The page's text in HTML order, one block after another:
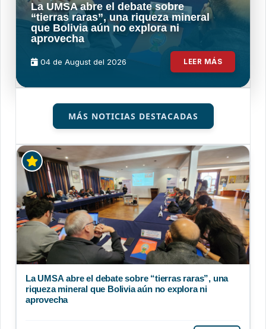
La UMSA abre el debate sobre
“tierras raras”, una riqueza mineral
que Bolivia aún no explora ni
aprovecha
04 de August del 2026 LEER MÁS
MÁS NOTICIAS DESTACADAS
La UMSA abre el debate sobre “tierras raras”, una
riqueza mineral que Bolivia aún no explora ni
aprovecha